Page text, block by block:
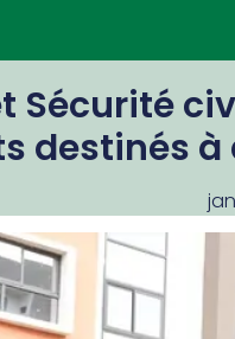
Sécurité
destinés